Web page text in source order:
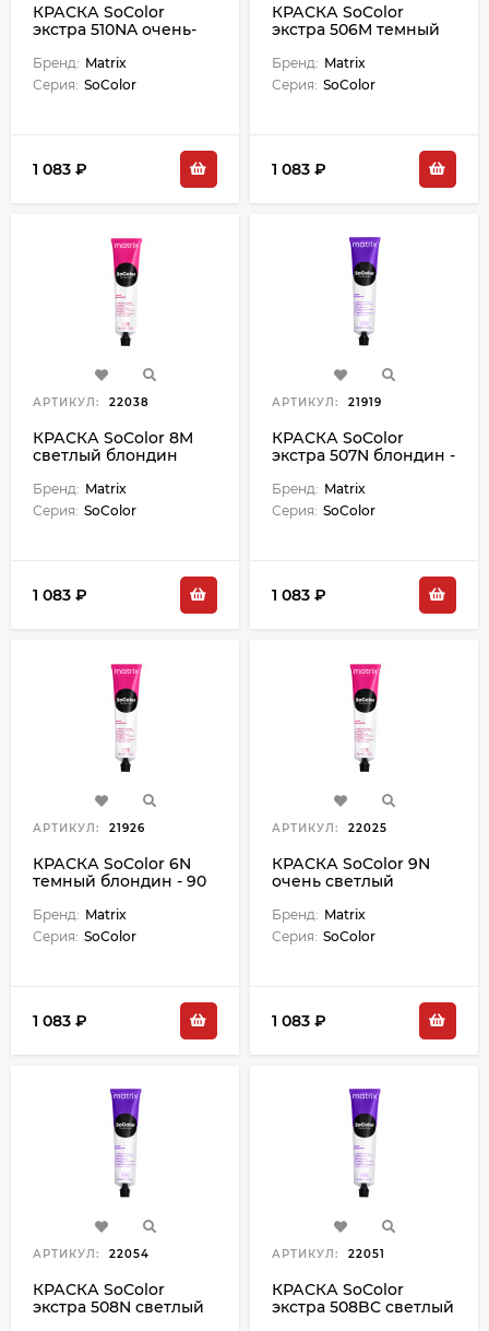
КРАСКА SoColor
экстра 510NA очень-
блондин натуральный
пепельный - 90 мл
Бренд: Matrix
Серия: SoColor
1 083 ₽
КРАСКА SoColor
экстра 506M темный
Бренд: Matrix
Серия: SoColor
1 083 ₽
АРТИКУЛ: 22038
КРАСКА SoColor 8M
светлый блондин
Бренд: Matrix
Серия: SoColor
1 083 ₽
АРТИКУЛ: 21919
КРАСКА SoColor
экстра 507N блондин -
Бренд: Matrix
Серия: SoColor
1 083 ₽
АРТИКУЛ: 21926
КРАСКА SoColor 6N
темный блондин - 90
Бренд: Matrix
Серия: SoColor
1 083 ₽
АРТИКУЛ: 22025
КРАСКА SoColor 9N
очень светлый
Бренд: Matrix
Серия: SoColor
1 083 ₽
АРТИКУЛ: 22054
КРАСКА SoColor
экстра 508N светлый
АРТИКУЛ: 22051
КРАСКА SoColor
экстра 508BC светлый